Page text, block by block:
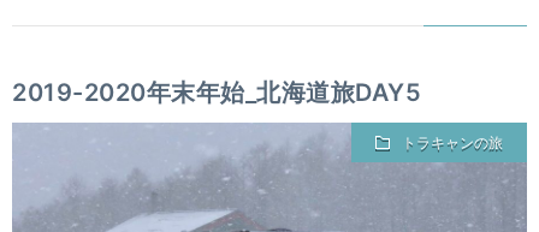
2019-2020年末年始_北海道旅DAY5
トラキャンの旅